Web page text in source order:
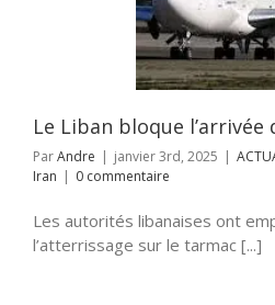
Le Liban bloque l’arrivée
ParAndre | janvier 3rd, 2025 |
Iran | 0 commentaire
Les autorités libanaises ont
l’atterrissage sur le tarmac [...]